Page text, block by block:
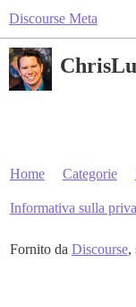
Discourse Meta
Home Categorie
Informativa sulla
Fornito da Discourse,